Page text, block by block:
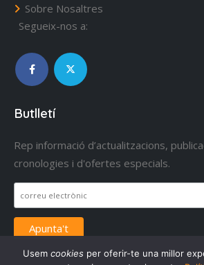
Sobre Nosaltres
Segueix-nos a:
Butlletí
Rep informació d’actualitzacions,
cronologies i d'ofertes especials.
Usem cookiesper oferir-te una millor